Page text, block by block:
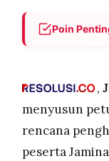
Poin
IT untuk
dengan
non-
,
menyusun
rencana
peserta